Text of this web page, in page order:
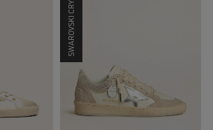
SWAROVSKI CRYSTALS